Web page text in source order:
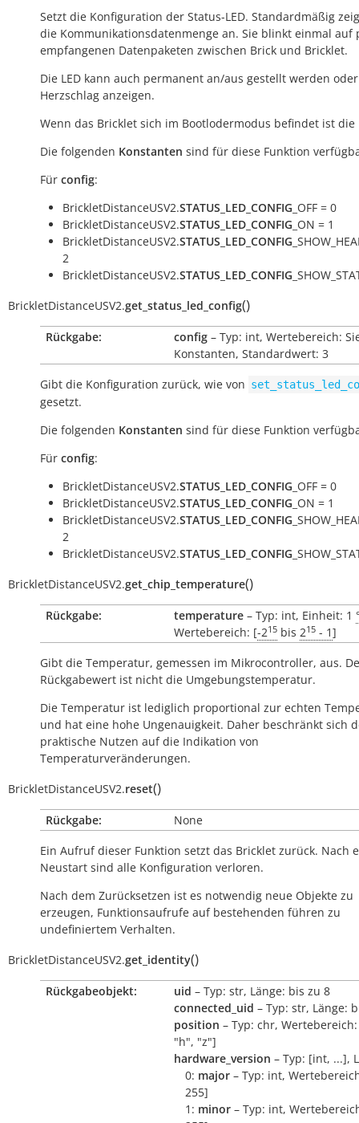
Setzt die Konfiguration der Status-LED. Standardmäßig
die Kommunikationsdatenmenge an. Sie blinkt einmal auf
empfangenen Datenpaketen zwischen Brick und Bricklet.
Die LED kann auch permanent an/aus gestellt werden
Herzschlag anzeigen.
Wenn das Bricklet sich im Bootlodermodus befindet ist die
Die folgenden Konstanten sind für diese Funktion
Für config:
BrickletDistanceUSV2.STATUS_LED_CONFIG _OFF = 0
BrickletDistanceUSV2.STATUS_LED_CONFIG _ON = 1
BrickletDistanceUSV2.STATUS_LED_CONFIG
2
BrickletDistanceUSV2.STATUS_LED_CONFIG
BrickletDistanceUSV2.get_status_led_config()
Rückgabe: config – Typ: int, Wertebereich:
Konstanten, Standardwert: 3
Gibt die Konfiguration zurück, wie von
gesetzt.
Die folgenden Konstanten sind für diese Funktion
Für config:
BrickletDistanceUSV2.STATUS_LED_CONFIG _OFF = 0
BrickletDistanceUSV2.STATUS_LED_CONFIG _ON = 1
BrickletDistanceUSV2.STATUS_LED_CONFIG
2
BrickletDistanceUSV2.STATUS_LED_CONFIG
BrickletDistanceUSV2.get_chip_temperature()
Rückgabe: temperature – Typ: int, Einheit: 1
Wertebereich: [-215 bis 215 - 1]
Gibt die Temperatur, gemessen im Mikrocontroller, aus.
Rückgabewert ist nicht die Umgebungstemperatur.
Die Temperatur ist lediglich proportional zur echten
und hat eine hohe Ungenauigkeit. Daher beschränkt sich
praktische Nutzen auf die Indikation von
Temperaturveränderungen.
BrickletDistanceUSV2.reset()
Rückgabe:
None
Ein Aufruf dieser Funktion setzt das Bricklet zurück. Nach
Neustart sind alle Konfiguration verloren.
Nach dem Zurücksetzen ist es notwendig neue Objekte zu
erzeugen, Funktionsaufrufe auf bestehenden führen zu
undefiniertem Verhalten.
BrickletDistanceUSV2.get_identity()
Rückgabeobjekt: uid – Typ: str, Länge: bis zu 8
connected_uid – Typ: str, Länge:
position – Typ: chr,
"h", "z"]
hardware_version – Typ: [int, ...],
0: major – Typ: int,
255]
1: minor – Typ: int,